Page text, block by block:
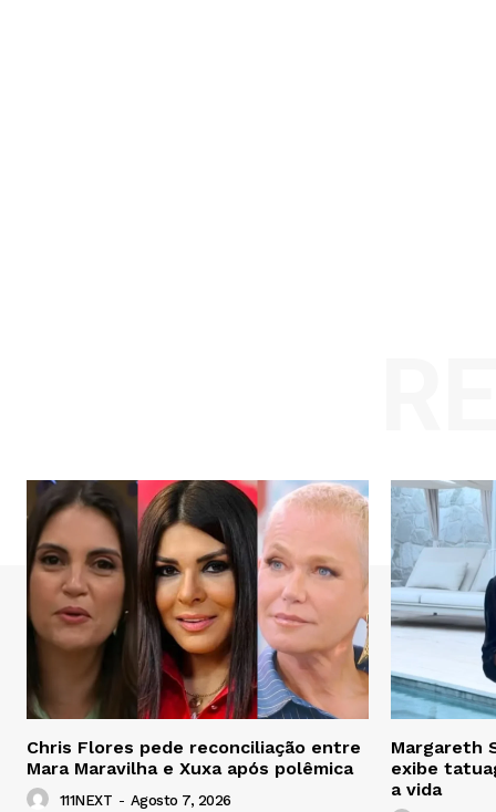
Chris Flores pede reconciliação entre
Mara Maravilha e Xuxa após polêmica
111NEXT - Agosto 7, 2026
Margareth
exibe
a vida